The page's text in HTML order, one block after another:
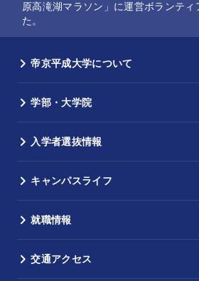
原高滝湖マラソン」に運営ボランティ
た。
帝京平成大学について
学部・大学院
入学者選抜情報
キャンパスライフ
就職情報
交通アクセス